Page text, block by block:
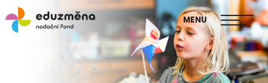
MENU
škol
Publikace Mapa změny